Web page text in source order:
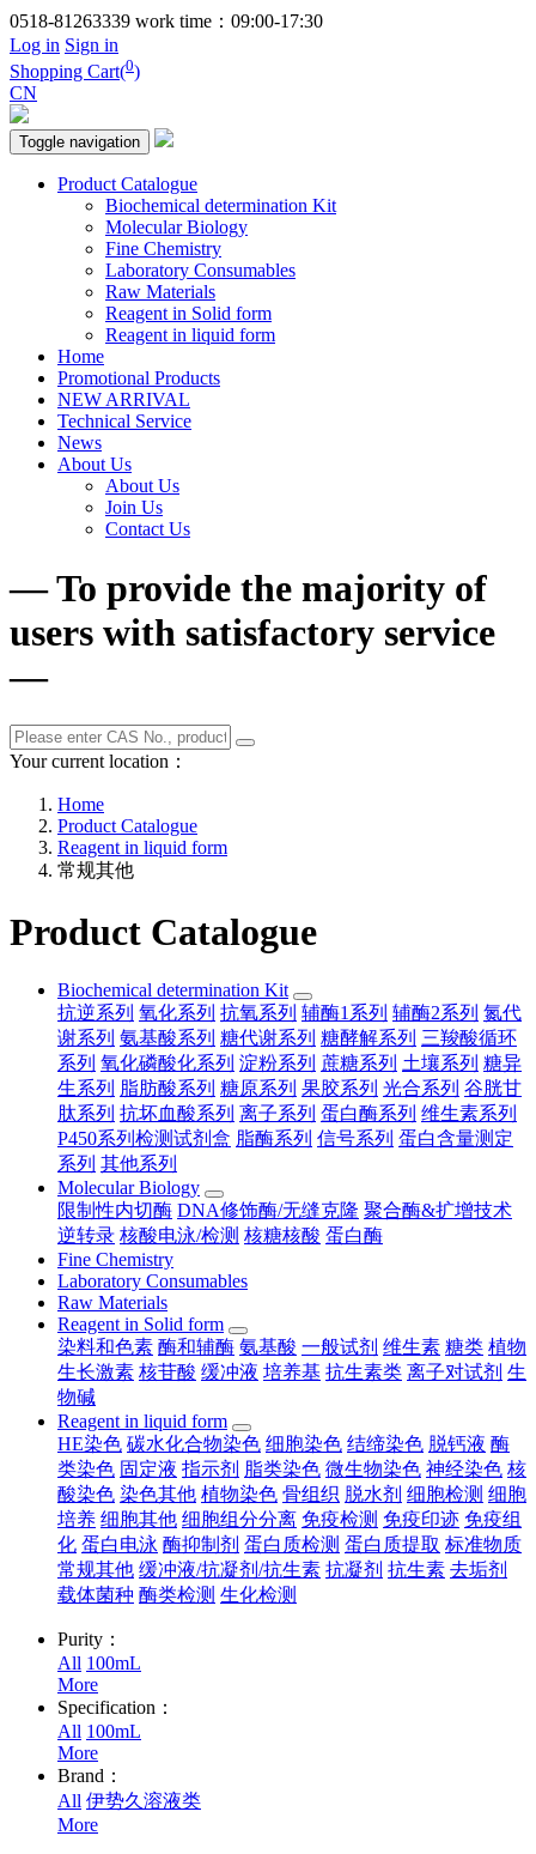
0518-81263339 work time：09:00-17:30
Log in Sign in
Shopping Cart(0)
CN
Toggle navigation
Product Catalogue
Biochemical determination Kit
Molecular Biology
Fine Chemistry
Laboratory Consumables
Raw Materials
Reagent in Solid form
Reagent in liquid form
Home
Promotional Products
NEW ARRIVAL
Technical Service
News
About Us
About Us
Join Us
Contact Us
— To provide the majority of
users with satisfactory service
—
Your current location：
Home
Product Catalogue
Reagent in liquid form
常规其他
Product Catalogue
Biochemical determination Kit
抗逆系列 氧化系列 抗氧系列 辅酶1系列 辅酶2系列 氮代
谢系列 氨基酸系列 糖代谢系列 糖酵解系列 三羧酸循环
系列 氧化磷酸化系列 淀粉系列 蔗糖系列 土壤系列 糖异
生系列
脂肪酸系列 糖原系列 果胶系列 光合系列 谷胱甘
肽系列 抗坏血酸系列 离子系列 蛋白酶系列 维生素系列
P450系列检测试剂盒 脂酶系列 信号系列 蛋白含量测定
系列 其他系列
Molecular Biology
限制性内切酶 DNA修饰酶/无缝克隆 聚合酶&扩增技术
逆转录 核酸电泳/检测 核糖核酸 蛋白酶
Fine Chemistry
Laboratory Consumables
Raw Materials
Reagent in Solid form
染料和色素 酶和辅酶 氨基酸 一般试剂 维生素 糖类 植物
生长激素 核苷酸 缓冲液 培养基 抗生素类 离子对试剂 生
物碱
Reagent in liquid form
HE染色 碳水化合物染色 细胞染色 结缔染色 脱钙液 酶
类染色 固定液 指示剂 脂类染色 微生物染色 神经染色 核
酸染色 染色其他 植物染色 骨组织 脱水剂 细胞检测 细胞
培养 细胞其他 细胞组分分离 免疫检测 免疫印迹 免疫组
化 蛋白电泳 酶抑制剂 蛋白质检测 蛋白质提取 标准物质
常规其他 缓冲液/抗凝剂/抗生素 抗凝剂 抗生素 去垢剂
载体菌种 酶类检测 生化检测
Purity：
All 100mL
More
Specification：
All 100mL
More
Brand：
All 伊势久溶液类
More